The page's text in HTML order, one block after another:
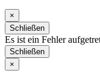
×
Schließen
Es ist ein Fehler
Schließen
×